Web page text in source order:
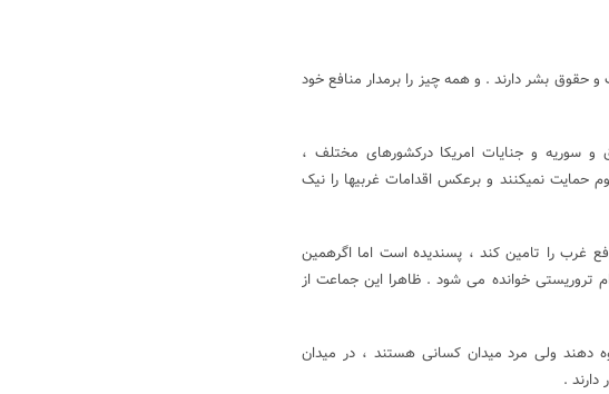
حقوق بشر دارند . و همه چیز را برمدار منافع خود
و سوریه و جنایات امریکا درکشورهای مختلف ،
نمیکنند و برعکس اقدامات غربیها را نیک
غرب را تامین کند ، پسندیده است اما اگرهمین
تروریستی خوانده می شود . ظاهرا این جماعت از
دهند ولی مرد میدان کسانی هستند ، در میدان
.